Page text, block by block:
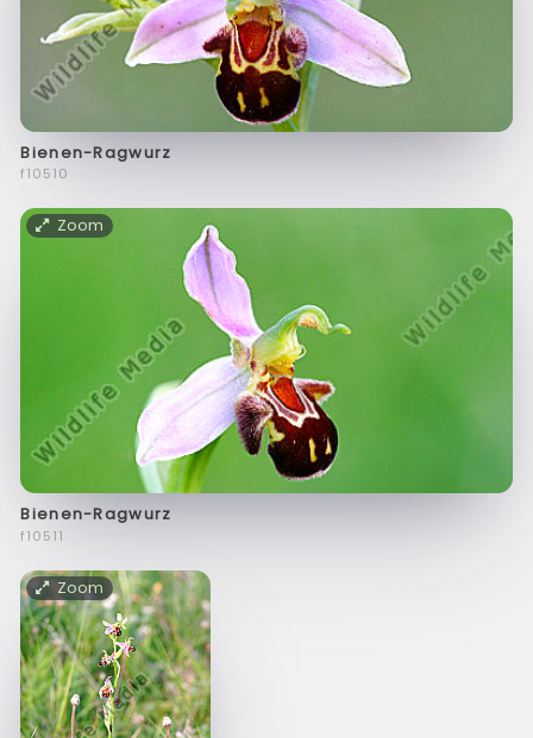
Bienen-Ragwurz
f10510
Zoom
Bienen-Ragwurz
f10511
Zoom